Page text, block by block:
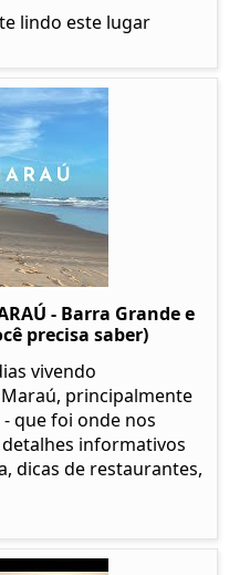
lindo este lugar
- Barra Grande e
precisa saber)
vivendo
principalmente
que foi onde nos
informativos
dicas de restaurantes,